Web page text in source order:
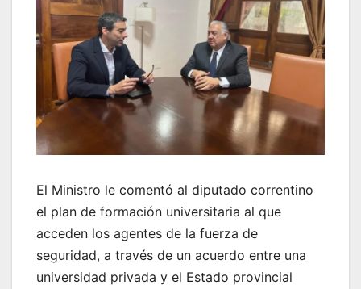
El Ministro le comentó al diputado correntino
el plan de formación universitaria al que
acceden los agentes de la fuerza de
seguridad, a través de un acuerdo entre una
universidad privada y el Estado provincial